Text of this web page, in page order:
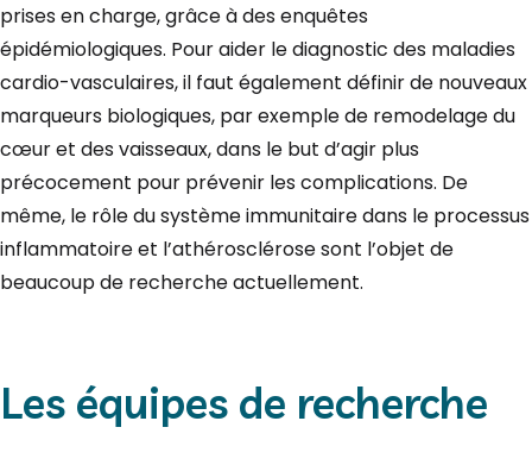
prises en charge, grâce à des enquêtes
épidémiologiques. Pour aider le diagnostic des maladies
cardio-vasculaires, il faut également définir de nouveaux
marqueurs biologiques, par exemple de remodelage du
cœur et des vaisseaux, dans le but d’agir plus
précocement pour prévenir les complications. De
même, le rôle du système immunitaire dans le processus
inflammatoire et l’athérosclérose sont l’objet de
beaucoup de recherche actuellement.
Les équipes de recherche